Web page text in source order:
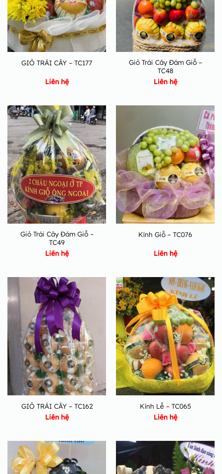
GIỎ TRÁI CÂY – TC177
Liên hệ
Giỏ Trái Cây Đám Giỗ –
TC48
Liên hệ
Giỏ Trái Cây Đám Giỗ –
TC49
Liên hệ
Kính Giỗ – TC076
Liên hệ
GIỎ TRÁI CÂY – TC162
Liên hệ
Kính Lễ – TC065
Liên hệ